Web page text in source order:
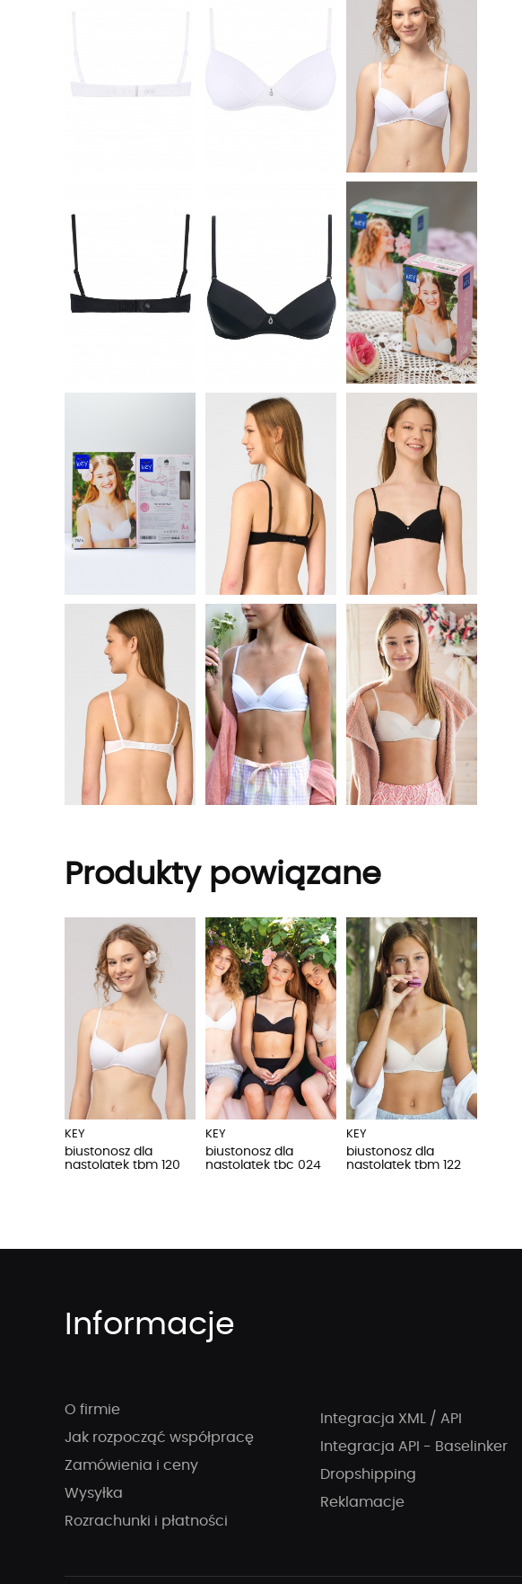
Produkty powiązane
KEY
biustonosz dla
nastolatek tbm 120
KEY
biustonosz dla
nastolatek tbc 024
KEY
biustonosz dla
nastolatek tbm 122
Informacje
O firmie
Jak rozpocząć współpracę
Zamówienia i ceny
Wysyłka
Rozrachunki i płatności
Integracja XML / API
Integracja API - Baselinker
Dropshipping
Reklamacje